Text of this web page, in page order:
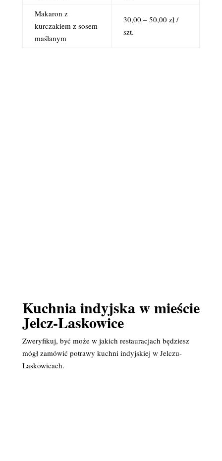
Makaron z
kurczakiem z sosem
maślanym
30,00 – 50,00 zł /
szt.
Kuchnia indyjska w mieście
Jelcz-Laskowice
Zweryfikuj, być może w jakich restauracjach będziesz
mógł zamówić potrawy kuchni indyjskiej w Jelczu-
Laskowicach.